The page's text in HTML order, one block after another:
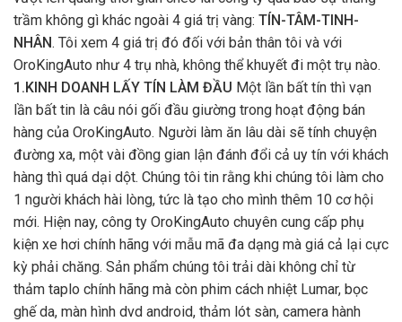
trầm không gì khác ngoài 4 giá trị vàng: TÍN-TÂM-TINH-
NHÂN. Tôi xem 4 giá trị đó đối với bản thân tôi và với
OroKingAuto như 4 trụ nhà, không thể khuyết đi một trụ nào.
1.KINH DOANH LẤY TÍN LÀM ĐẦU Một lần bất tín thì vạn
lần bất tin là câu nói gối đầu giường trong hoạt động bán
hàng của OroKingAuto. Người làm ăn lâu dài sẽ tính chuyện
đường xa, một vài đồng gian lận đánh đổi cả uy tín với khách
hàng thì quá dại dột. Chúng tôi tin rằng khi chúng tôi làm cho
1 người khách hài lòng, tức là tạo cho mình thêm 10 cơ hội
mới. Hiện nay, công ty OroKingAuto chuyên cung cấp phụ
kiện xe hơi chính hãng với mẫu mã đa dạng mà giá cả lại cực
kỳ phải chăng. Sản phẩm chúng tôi trải dài không chỉ từ
thảm taplo chính hãng mà còn phim cách nhiệt Lumar, bọc
ghế da, màn hình dvd android, thảm lót sàn, camera hành